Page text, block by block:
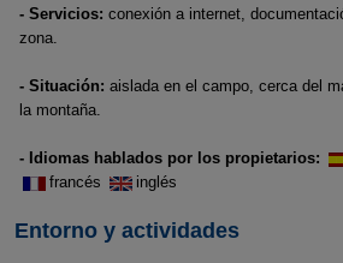
- Servicios: conexión a internet,
zona.
- Situación: aislada en el campo, cerca del
la montaña.
- Idiomas hablados por los propietarios:
francés
inglés
Entorno y actividades